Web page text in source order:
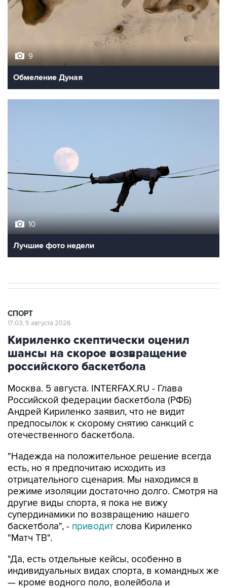
9
Обмеление Дуная
10
Лучшие фото недели
СПОРТ
17:03, 5 августа 2026
Кириленко скептически оценил
шансы на скорое возвращение
российского баскетбола
Москва. 5 августа. INTERFAX.RU - Глава
Российской федерации баскетбола (РФБ)
Андрей Кириленко заявил, что не видит
предпосылок к скорому снятию санкций с
отечественного баскетбола.
"Надежда на положительное решение всегда
есть, но я предпочитаю исходить из
отрицательного сценария. Мы находимся в
режиме изоляции достаточно долго. Смотря на
другие виды спорта, я пока не вижу
супердинамики по возвращению нашего
баскетбола", - приводит слова Кириленко
"Матч ТВ".
"Да, есть отдельные кейсы, особенно в
индивидуальных видах спорта, в командных же
— кроме водного поло, волейбола и